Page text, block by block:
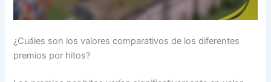
¿Cuáles son los valores comparativos de los diferentes
premios por hitos?